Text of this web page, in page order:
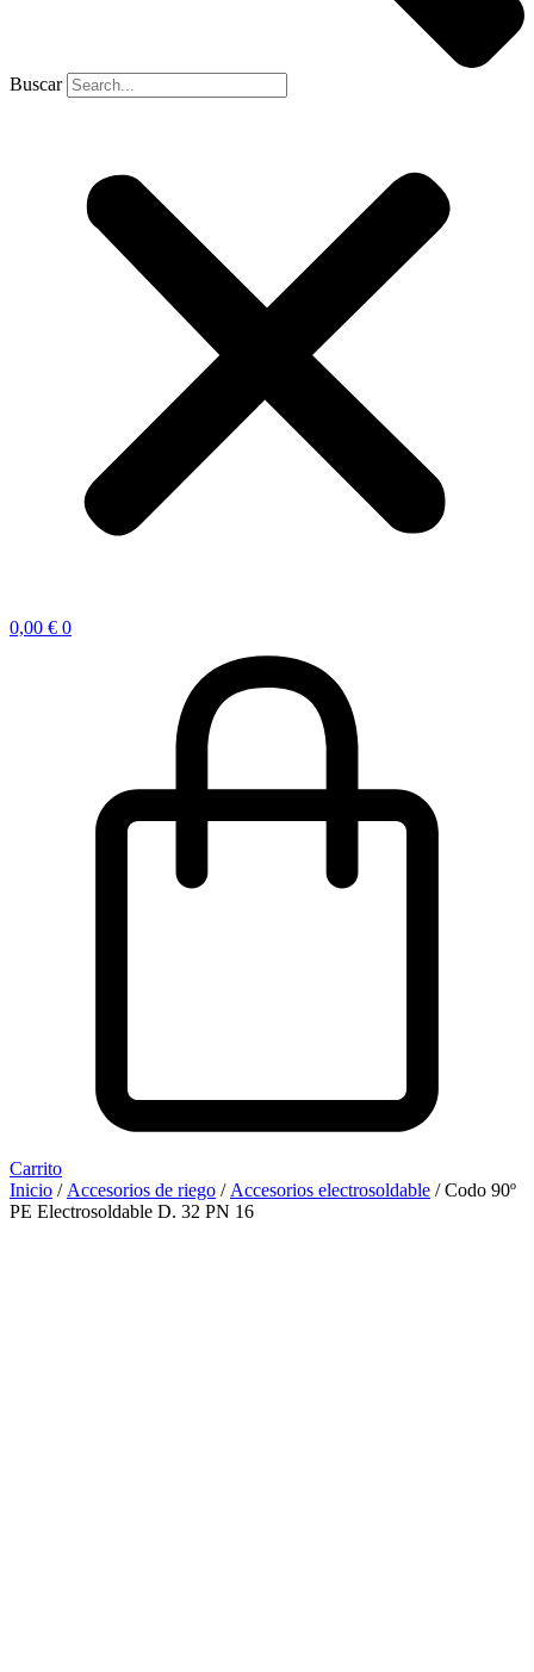
Buscar
0,00 € 0
Carrito
Inicio / Accesorios de riego / Accesorios electrosoldable / Codo 90º
PE Electrosoldable D. 32 PN 16